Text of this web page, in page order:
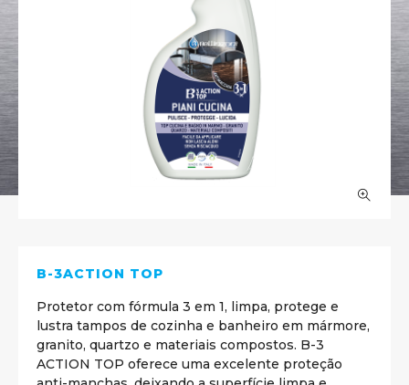
B-3ACTION TOP
Protetor com fórmula 3 em 1, limpa, protege e
lustra tampos de cozinha e banheiro em mármore,
granito, quartzo e materiais compostos. B-3
ACTION TOP oferece uma excelente proteção